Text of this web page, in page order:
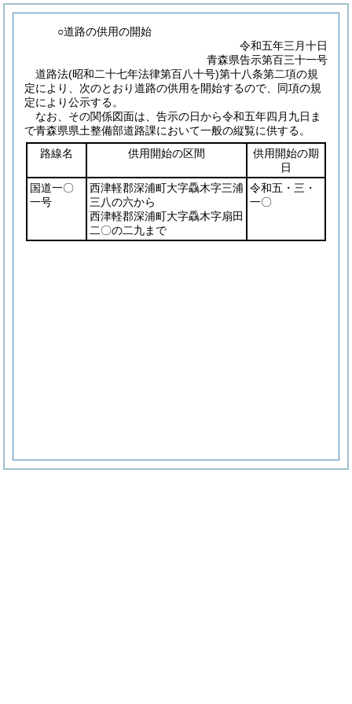
○道路の供用の開始
令和五年三月十日
青森県告示第百三十一号
道路法(昭和二十七年法律第百八十号)第十八条第二項の規
定により、次のとおり道路の供用を開始するので、同項の規
定により公示する。
なお、その関係図面は、告示の日から令和五年四月九日ま
で青森県県土整備部道路課において一般の縦覧に供する。
路線名
供用開始の区間
供用開始の期
日
国道一〇
一号
西津軽郡深浦町大字驫木字三浦
三八の六から
西津軽郡深浦町大字驫木字扇田
二〇の二九まで
令和五・三・
一〇